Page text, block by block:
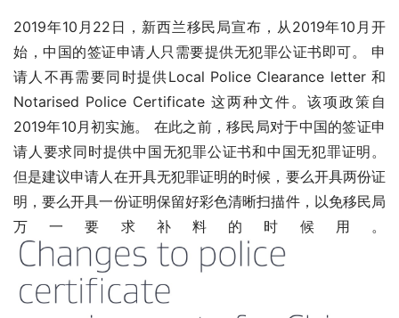
2019年10月22日，新西兰移民局宣布，从2019年10月开
始，中国的签证申请人只需要提供无犯罪公证书即可。 申
请人不再需要同时提供Local Police Clearance letter 和
Notarised Police Certificate 这两种文件。该项政策自
2019年10月初实施。 在此之前，移民局对于中国的签证申
请人要求同时提供中国无犯罪公证书和中国无犯罪证明。
但是建议申请人在开具无犯罪证明的时候，要么开具两份证
明，要么开具一份证明保留好彩色清晰扫描件，以免移民局
万一要求补料的时候用。